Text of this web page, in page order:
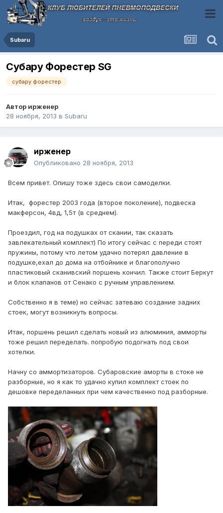
Subaru
Субару Форестер SG
субару форестер
Автор ирженер
28 ноября, 2013 в Subaru
ирженер
Опубликовано 28 ноября, 2013
Всем привет. Опишу тоже здесь свои самоделки.
Итак, форестер 2003 года (второе поколение), подвеска
макферсон, 4вд, 1,5т (в среднем).
Проездил, год на подушках от скании, так сказать
завлекательный комплект) По итогу сейчас с переди стоят
пружины, потому что летом удачно потерял давление в
подушке,ехал до дома на отбойнике и благополучно
пластиковый сканивский поршень кончил. Также стоит Беркут
и блок клапанов от Сенако с ручным управлением.
Собственно я в теме) но сейчас затеваю создание задних
стоек, могут возникнуть вопросы.
Итак, поршень решил сделать новый из алюминия, амморты
тоже решил переделать. попробую подогнать под свои
хотелки.
Начну со аммортизаторов. Субаровские аморты в стоке не
разборные, но я как то удачно купил комплект стоек по
дешовке переделанных при чем качественно под разборные.